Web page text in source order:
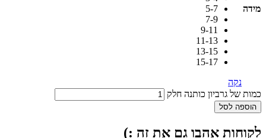
מידה
5-7
7-9
9-11
11-13
13-15
15-17
נקה
כמות של גרביון כותנה חלק
הוספה לסל
לקוחות אהבו גם את זה :)